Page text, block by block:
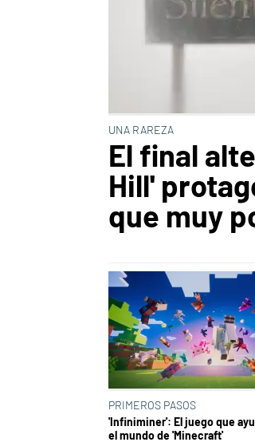
UNA RAREZA
El final
Hill'
que muy
PRIMEROS PASOS
'Infiniminer': El juego que
el mundo de 'Minecraft'